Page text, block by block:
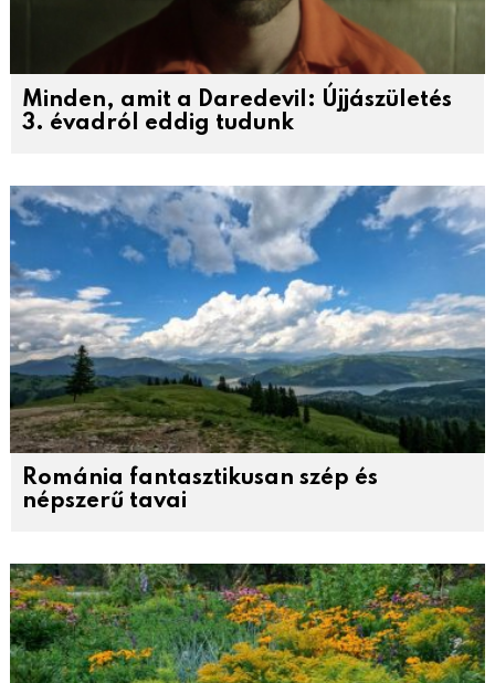
Minden, amit a Daredevil: Újjászületés
3. évadról eddig tudunk
Románia fantasztikusan szép és
népszerű tavai